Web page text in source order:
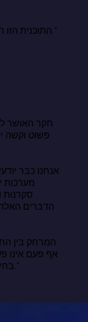
התוכנית הזו הייתה תענוג, באופן אישי, אקדמי ומקצועי."
בחירה הזמינה לכל אחד ואחת מאיתנו, כיום."